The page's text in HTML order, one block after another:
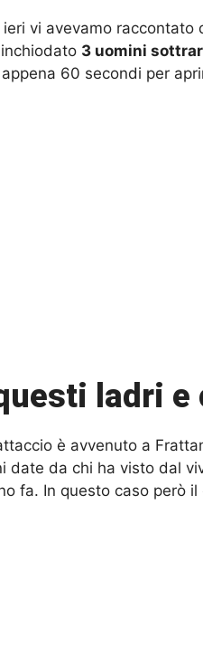
vi avevamo
3 uomini
60 secondi per
ladri
è avvenuto a
date da chi ha visto dal
fa. In questo caso però